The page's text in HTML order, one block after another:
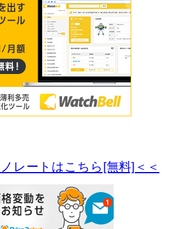
レートはこちら[無料]＜＜